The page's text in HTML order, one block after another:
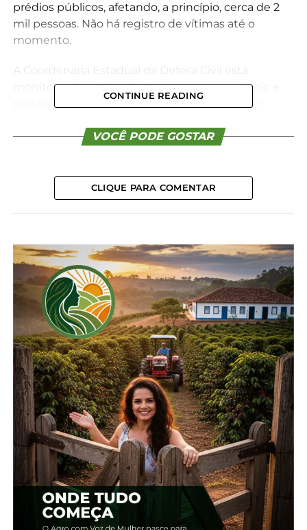
prédios públicos, afetando, a princípio, cerca de 2
mil pessoas. Não há registro de vítimas até o
momento.
monitorando a situação junto com o município e
prestando orientações sobre a decretação de
Exército e a Defesa Civil Municipal formaram uma
Equipes do Corpo de Bombeiros Militar do Paraná
(CBMPR) de várias cidades dos Campos Gerais
pessoas afetadas. Além do reforço no efetivo, com
equipes de Ponta Grossa, Jaguariaíva, Telêmaco
Borba, o CBMPR também está destinando
materiais, principalmente telhas, de Ponta Grossa e
de Curitiba, para distribuição em Castro. Ao todo, 5
mil telhas chegarão na manhã desta quarta-feira
(27) na cidade.
Um centro emergencial de distribuição de lonas foi
instalado no estacionamento do Max Atacadista,
no bairro Nossa Senhora do Perpétuo Socorro. As
famílias que precisem de telhas, madeira e outros
tipos de auxílio podem se dirigir até o Educandário
Manoel Ribas, na avenida Prefeito Ronie Cardoso,
740, no Jardim das Araucárias.
CONTINUE READING
VOCÊ PODE GOSTAR
CLIQUE PARA COMENTAR